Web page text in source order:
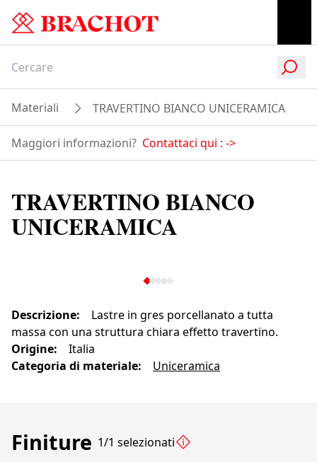
Materiali TRAVERTINO BIANCO UNICERAMICA
Maggiori informazioni? Contattaci qui : ->
TRAVERTINO BIANCO
UNICERAMICA
Descrizione:
Lastre in gres porcellanato a tutta
massa con una struttura chiara effetto travertino.
Origine:
Italia
Categoria di materiale: Uniceramica
Finiture 1/1 selezionati